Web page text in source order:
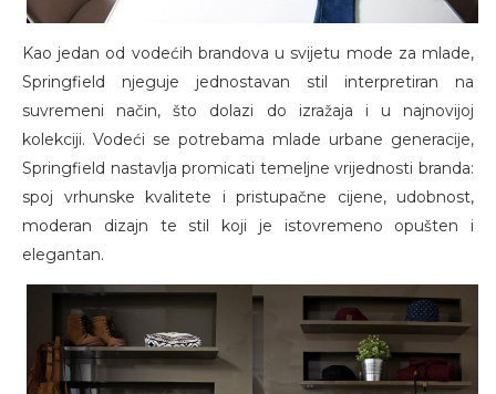
Kao jedan od vodećih brandova u svijetu mode za mlade,
Springfield njeguje jednostavan stil interpretiran na
suvremeni način, što dolazi do izražaja i u najnovijoj
kolekciji. Vodeći se potrebama mlade urbane generacije,
Springfield nastavlja promicati temeljne vrijednosti branda:
spoj vrhunske kvalitete i pristupačne cijene, udobnost,
moderan dizajn te stil koji je istovremeno opušten i
elegantan.